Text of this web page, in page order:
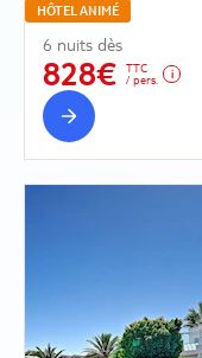
HÔTEL ANIMÉ
6 nuits dès
828€
TTC
/ pers.